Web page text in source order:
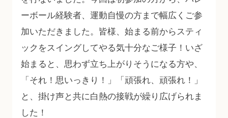
ーボール経験者、運動自慢の方まで幅広くご参
加いただきました。皆様、始まる前からスティ
ックをスイングしてやる気十分なご様子！いざ
始まると、思わず立ち上がりそうになる方や、
「それ！思いっきり！」「頑張れ、頑張れ！」
と、掛け声と共に白熱の接戦が繰り広げられま
した！